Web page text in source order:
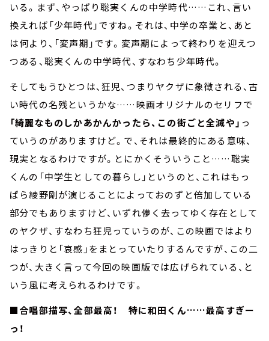
いる。まず、やっぱり聡実くんの中学時代……これ、言い
換えれば「少年時代」ですね。それは、中学の卒業と、あと
は何より、「変声期」です。変声期によって終わりを迎えつ
つある、聡実くんの中学時代、すなわち少年時代。
そしてもうひとつは、狂児、つまりヤクザに象徴される、古
い時代の名残というかな……映画オリジナルのセリフで
「綺麗なものしかあかんかったら、この街ごと全滅や」 っ
ていうのがありますけど。で、それは最終的にある意味、
現実となるわけですが。とにかくそういうこと……聡実
くんの「中学生としての暮らし」というのと、これはもっ
ぱら綾野剛が演じることによっておのずと倍加している
部分でもありますけど、いずれ儚く去ってゆく存在として
のヤクザ、すなわち狂児っていうのが、この映画ではより
はっきりと「哀感」をまとっていたりするんですが、この二
つが、大きく言って今回の映画版では広げられている、と
いう風に考えられるわけです。
■合唱部描写、全部最高！ 特に和田くん……最高すぎー
っ！